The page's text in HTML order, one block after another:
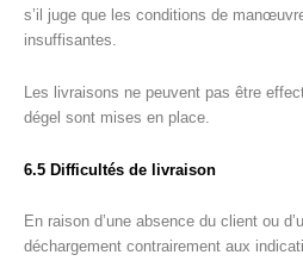
s’il juge que les conditions de
insuffisantes.
Les livraisons ne peuvent pas être
dégel sont mises en place.
6.5 Difficultés de livraison
En raison d’une absence du client ou
déchargement contrairement aux